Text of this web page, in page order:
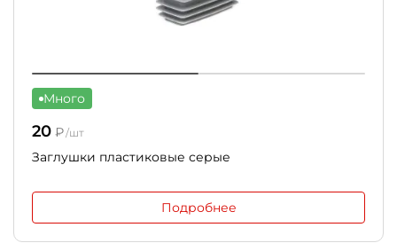
Много
20 ₽/шт
Заглушки пластиковые серые
Подробнее